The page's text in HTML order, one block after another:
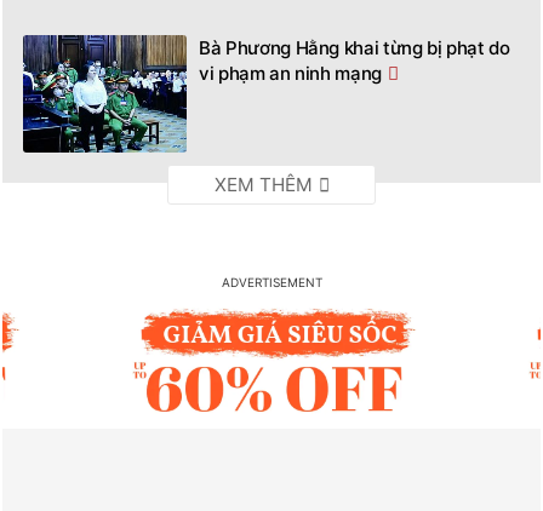
Bà Phương Hằng khai từng bị phạt do
vi phạm an ninh mạng